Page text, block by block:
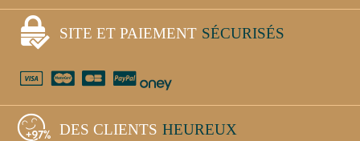
SITE ET PAIEMENT SÉCURISÉS
DES CLIENTS HEUREUX